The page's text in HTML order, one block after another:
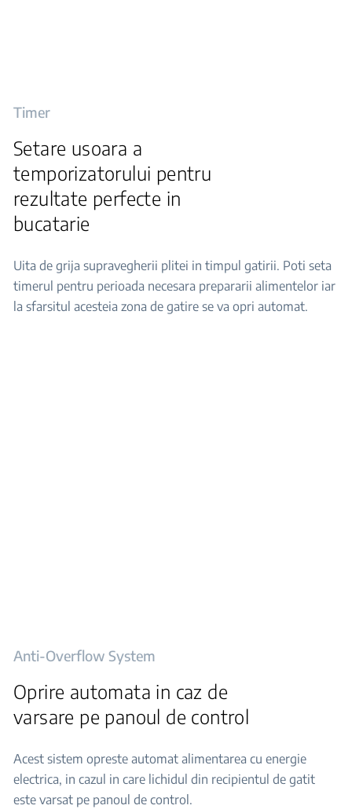
Timer
Setare usoara a
temporizatorului pentru
rezultate perfecte in
bucatarie
Uita de grija supravegherii plitei in timpul gatirii. Poti seta
timerul pentru perioada necesara prepararii alimentelor iar
la sfarsitul acesteia zona de gatire se va opri automat.
Anti-Overflow System
Oprire automata in caz de
varsare pe panoul de control
Acest sistem opreste automat alimentarea cu energie
electrica, in cazul in care lichidul din recipientul de gatit
este varsat pe panoul de control.